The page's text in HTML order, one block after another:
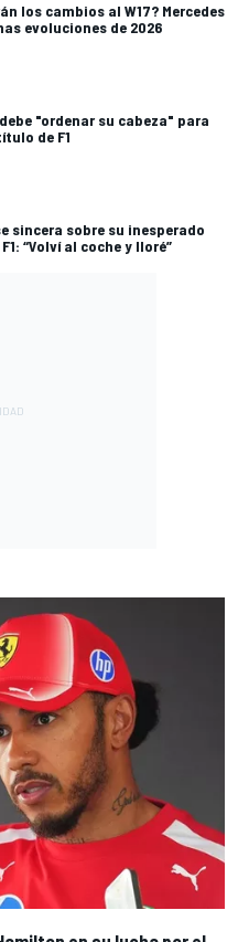
los cambios al W17? Mercedes
evoluciones de 2026
"ordenar su cabeza" para
de F1
sincera sobre su inesperado
“Volví al coche y lloré”